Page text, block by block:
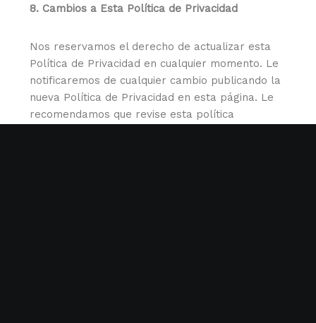
8. Cambios a Esta Política de Privacidad
Nos reservamos el derecho de actualizar esta
Política de Privacidad en cualquier momento. Le
notificaremos de cualquier cambio publicando la
nueva Política de Privacidad en esta página. Le
recomendamos que revise esta política